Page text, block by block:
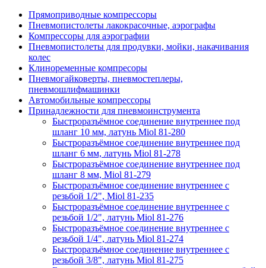
Прямоприводные компрессоры
Пневмопистолеты лакокрасочные, аэрографы
Компрессоры для аэрографии
Пневмопистолеты для продувки, мойки, накачивания
колес
Клиноременные компресоры
Пневмогайковерты, пневмостеплеры,
пневмошлифмашинки
Автомобильные компрессоры
Принадлежности для пневмоинструмента
Быстроразъёмное соединение внутреннее под
шланг 10 мм, латунь Miol 81-280
Быстроразъёмное соединение внутреннее под
шланг 6 мм, латунь Miol 81-278
Быстроразъёмное соединение внутреннее под
шланг 8 мм, Miol 81-279
Быстроразъёмное соединение внутреннее с
резьбой 1/2", Miol 81-235
Быстроразъёмное соединение внутреннее с
резьбой 1/2", латунь Miol 81-276
Быстроразъёмное соединение внутреннее с
резьбой 1/4", латунь Miol 81-274
Быстроразъёмное соединение внутреннее с
резьбой 3/8", латунь Miol 81-275